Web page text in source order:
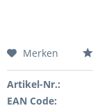
Merken
Artikel-Nr.:
EAN Code: